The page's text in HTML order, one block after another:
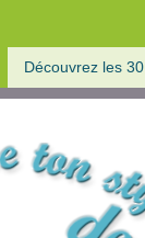
Découvrez les